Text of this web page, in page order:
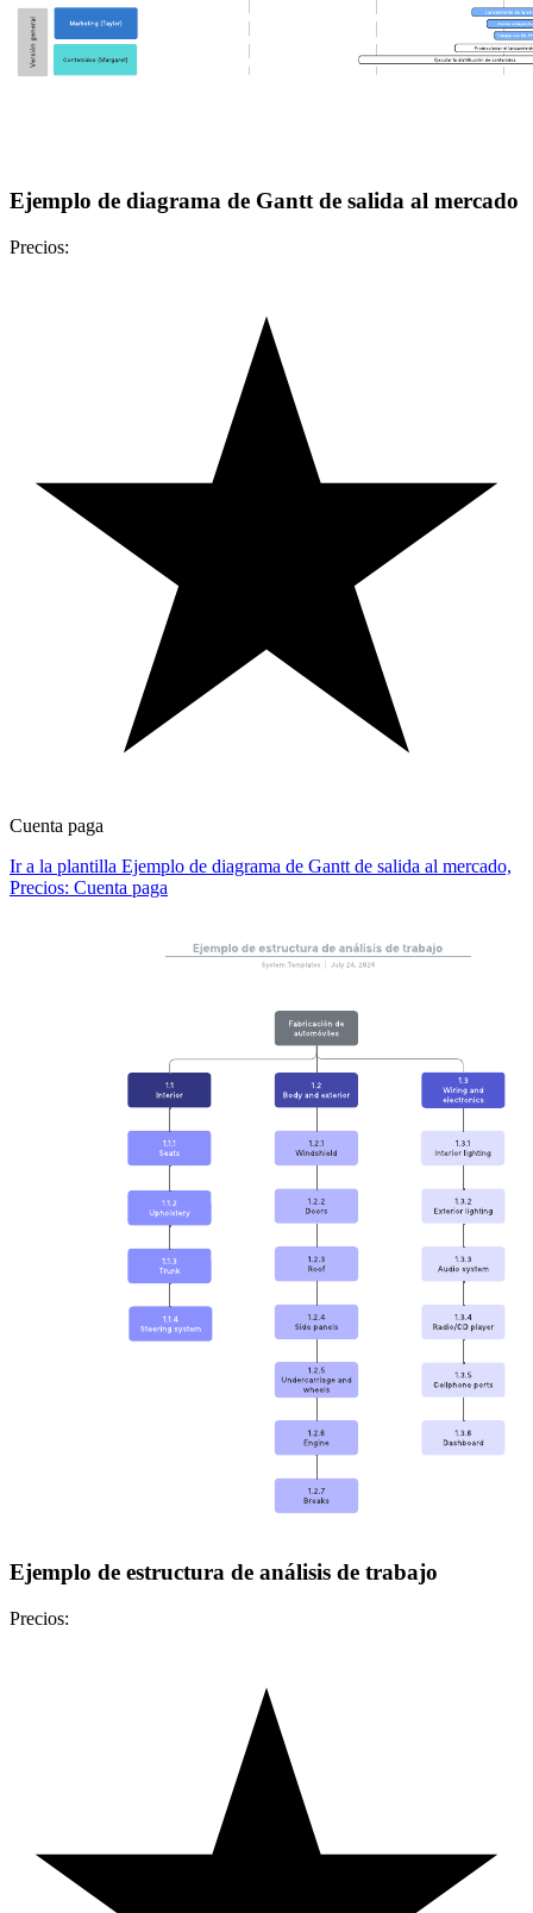
Ejemplo de diagrama de Gantt de salida al mercado
Precios:
Cuenta paga
Ir a la plantilla Ejemplo de diagrama de Gantt de salida al mercado,
Precios: Cuenta paga
Ejemplo de estructura de análisis de trabajo
Precios: